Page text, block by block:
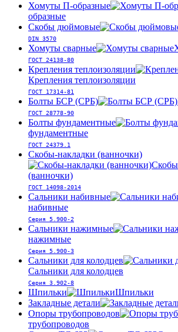
Хомуты П-образные
образные
Скобы дюймовые
DIN 3570
Хомуты сварные
ГОСТ 24138-80
Крепления теплоизоляции
Крепления теплоизоляции
ГОСТ 17314-81
Болты БСР (СРБ)
ГОСТ 28778-90
Болты фундаментные
фундаментные
ГОСТ 24379.1
Скобы-накладки (ванночки)
(ванночки)
ГОСТ 14098-2014
Сальники набивные
набивные
Серия 5.900-2
Сальники нажимные
нажимные
Серия 5.900-3
Сальники для колодцев
Сальники для колодцев
Серия 3.902-8
Шпильки
Шпильки
Закладные детали
Опоры трубопроводов
трубопроводов